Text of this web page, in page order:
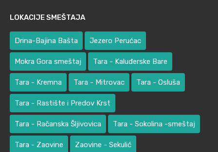
LOKACIJE SMEŠTAJA
Drina-Bajina Bašta Jezero Perućac
Mokra Gora smeštaj Tara - Kaluđerske Bare
Tara - Kremna Tara - Mitrovac Tara - Osluša
Tara - Rastište i Predov Krst
Tara - Račanska Šljivovica Tara - Sokolina -smeštaj
Tara - Zaovine Zaovine - Sekulić